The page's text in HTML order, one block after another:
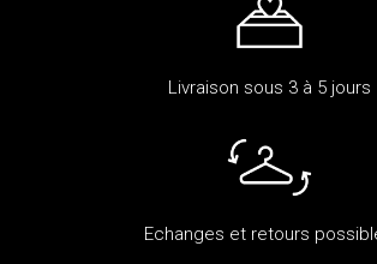
Livraison sous 3 à 5 jours
Echanges et retours